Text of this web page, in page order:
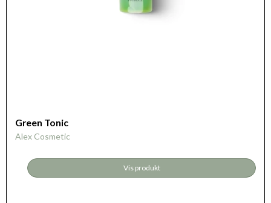
Green Tonic
Alex Cosmetic
Vis produkt